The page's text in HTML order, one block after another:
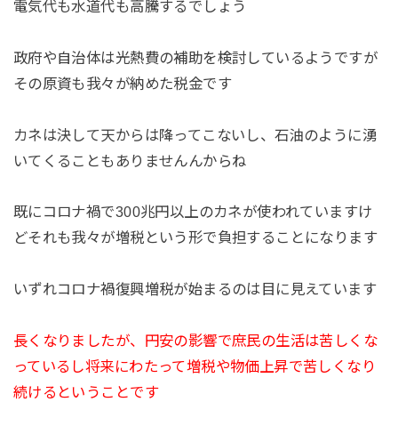
電気代も水道代も高騰するでしょう
政府や自治体は光熱費の補助を検討しているようですが
その原資も我々が納めた税金です
カネは決して天からは降ってこないし、石油のように湧
いてくることもありませんんからね
既にコロナ禍で300兆円以上のカネが使われていますけ
どそれも我々が増税という形で負担することになります
いずれコロナ禍復興増税が始まるのは目に見えています
長くなりましたが、円安の影響で庶民の生活は苦しくな
っているし将来にわたって増税や物価上昇で苦しくなり
続けるということです